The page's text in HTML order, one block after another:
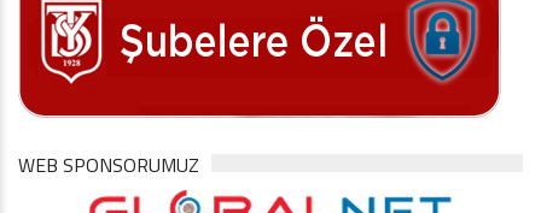
WEB SPONSORUMUZ